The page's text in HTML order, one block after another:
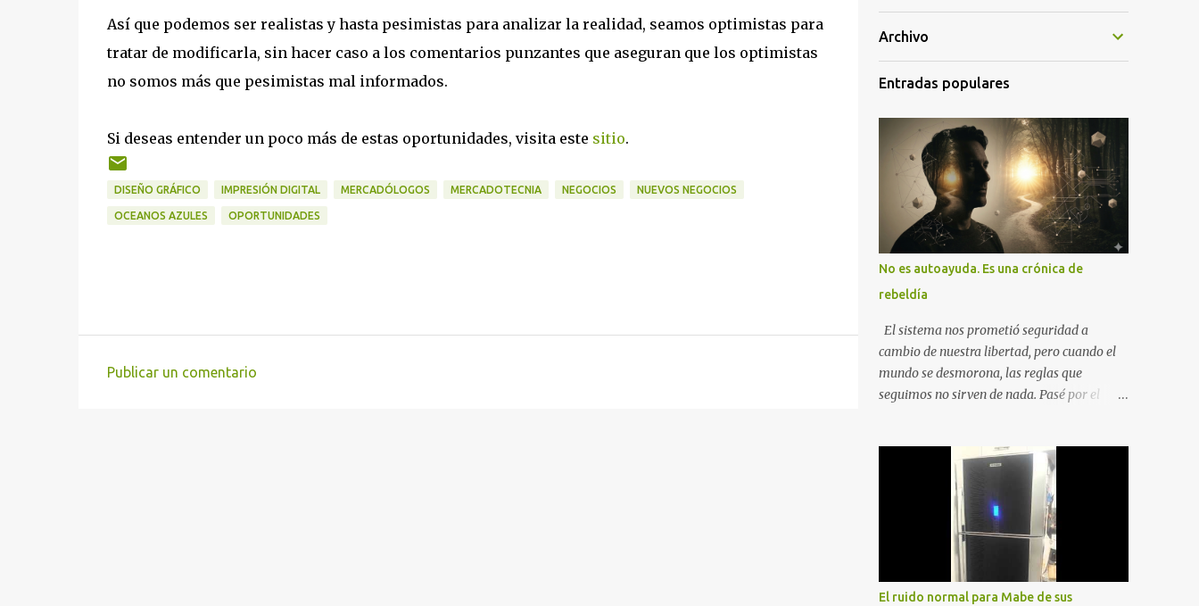
Así que podemos ser realistas y hasta pesimistas para analizar la realidad, seamos optimistas para
tratar de modificarla, sin hacer caso a los comentarios punzantes que aseguran que los optimistas
no somos más que pesimistas mal informados.
Si deseas entender un poco más de estas oportunidades, visita este sitio.
DISEÑO GRÁFICO IMPRESIÓN DIGITAL MERCADÓLOGOS MERCADOTECNIA NEGOCIOS NUEVOS NEGOCIOS
OCEANOS AZULES OPORTUNIDADES
Publicar un comentario
Archivo
Entradas populares
No es autoayuda. Es una crónica de
rebeldía
El sistema nos prometió seguridad a
cambio de nuestra libertad, pero cuando el
mundo se desmorona, las reglas que
seguimos no sirven de nada. Pasé por el
posible es la soberanía personal. Aquí no
encontrarás frases motivacionales;
encontrarás el registro de un escape. La
comunidad de los que eligen ver Ser un
Cimarrón no es huir del mundo, es aprender
a caminar en él sin llevar puestas las
cadenas de otros 1. La Caída: Al Filo del
El ruido normal para Mabe de sus